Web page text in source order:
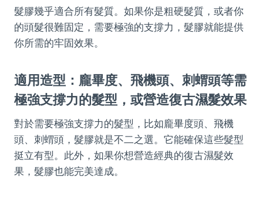
髮膠幾乎適合所有髮質。如果你是粗硬髮質，或者你
的頭髮很難固定，需要極強的支撐力，髮膠就能提供
你所需的牢固效果。
適用造型：龐畢度、飛機頭、刺蝟頭等需
極強支撐力的髮型，或營造復古濕髮效果
對於需要極強支撐力的髮型，比如龐畢度頭、飛機
頭、刺蝟頭，髮膠就是不二之選。它能確保這些髮型
挺立有型。此外，如果你想營造經典的復古濕髮效
果，髮膠也能完美達成。